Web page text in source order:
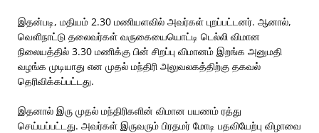
இதன்படி, மதியம் 2.30 மணியளவில் அவர்கள் புறப்பட்டனர். ஆனால்,
வெளிநாட்டு தலைவர்கள் வருகையையொட்டி டெல்லி விமான
நிலையத்தில் 3.30 மணிக்கு பின் சிறப்பு விமானம் இறங்க அனுமதி
வழங்க முடியாது என முதல் மந்திரி அலுவலகத்திற்கு தகவல்
தெரிவிக்கப்பட்டது.
இதனால் இரு முதல் மந்திரிகளின் விமான பயணம் ரத்து
செய்யப்பட்டது. அவர்கள் இருவரும் பிரதமர் மோடி பதவியேற்பு விழாவை